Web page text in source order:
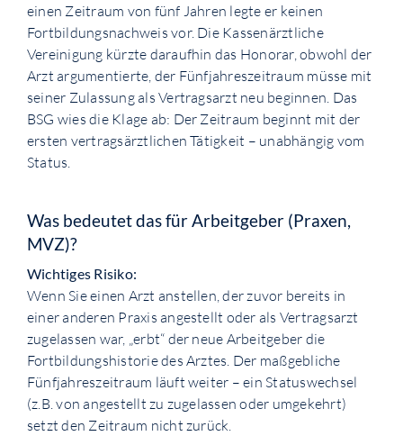
einen Zeitraum von fünf Jahren legte er keinen
Fortbildungsnachweis vor. Die Kassenärztliche
Vereinigung kürzte daraufhin das Honorar, obwohl der
Arzt argumentierte, der Fünfjahreszeitraum müsse mit
seiner Zulassung als Vertragsarzt neu beginnen. Das
BSG wies die Klage ab: Der Zeitraum beginnt mit der
ersten vertragsärztlichen Tätigkeit – unabhängig vom
Status.
Was bedeutet das für Arbeitgeber (Praxen,
MVZ)?
Wichtiges Risiko:
Wenn Sie einen Arzt anstellen, der zuvor bereits in
einer anderen Praxis angestellt oder als Vertragsarzt
zugelassen war, „erbt“ der neue Arbeitgeber die
Fortbildungshistorie des Arztes. Der maßgebliche
Fünfjahreszeitraum läuft weiter – ein Statuswechsel
(z.B. von angestellt zu zugelassen oder umgekehrt)
setzt den Zeitraum nicht zurück.